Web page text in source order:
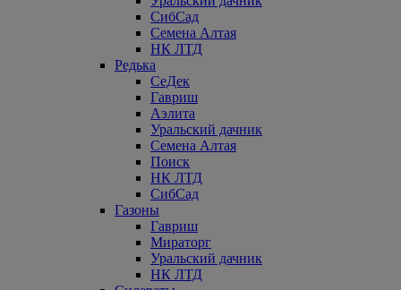
СибСад
Семена Алтая
НК ЛТД
Редька
СеДек
Гавриш
Аэлита
Уральский дачник
Семена Алтая
Поиск
НК ЛТД
СибСад
Газоны
Гавриш
Мираторг
Уральский дачник
НК ЛТД